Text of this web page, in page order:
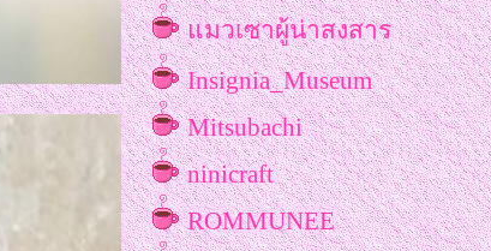
กินลม 1 ธันวาคม 67 ณ ศูนย์
สดงพันธุ์สัตว์น้ำสมุทรสาค
ททท.ภูมิภาคภาคกลาง ชวน
"มู" 3 วัน 3 คืน 16-18 สิงหา
ที่เซ็นทรัลเวิล์ด
อร์เอเซียทำถึง จัดบิ๊กแคม
มวเซาผู้น่าสงสาร
Insignia_Museum
Mitsubachi
ninicraft
ROMMUNEE